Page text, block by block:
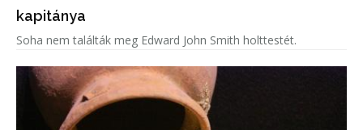
kapitánya
Soha nem találták meg Edward John Smith holttestét.